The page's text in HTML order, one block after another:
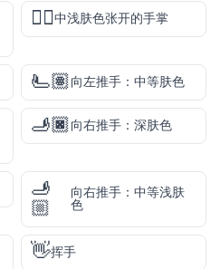
🖐🏼中浅肤色张开的手掌
🫷🏽向左推手：中等肤色
🫸🏿向右推手：深肤色
🫸
🏼
向右推手：中等浅肤
色
👋挥手